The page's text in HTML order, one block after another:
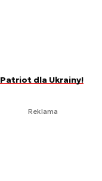
dla Ukrainy!
Reklama